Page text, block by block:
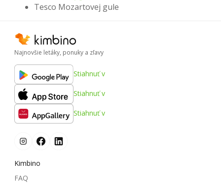
Tesco Mozartovej gule
Najnovšie letáky, ponuky a zľavy
Stiahnuť v
Stiahnuť v
Stiahnuť v
Kimbino
FAQ